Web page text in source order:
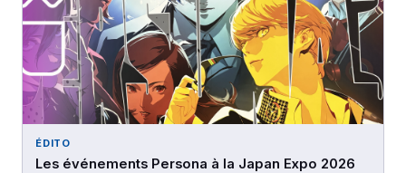
ÉDITO
Les événements Persona à la Japan Expo 2026